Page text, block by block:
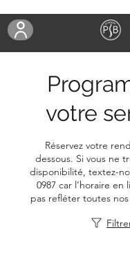
votre
Réservez votre
dessous. Si vous ne
disponibilité, textez-
0987 car l’horaire
pas refléter toutes